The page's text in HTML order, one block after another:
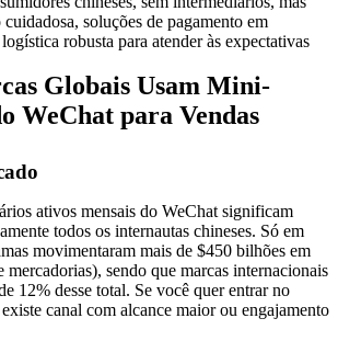
soluções de pagamento em
robusta para atender às expectativas
Globais Usam Mini-
WeChat para Vendas
ativos mensais do WeChat significam
todos os internautas chineses. Só em
movimentaram mais de $450 bilhões em
sendo que marcas internacionais
12% desse total. Se você quer entrar no
canal com alcance maior ou engajamento